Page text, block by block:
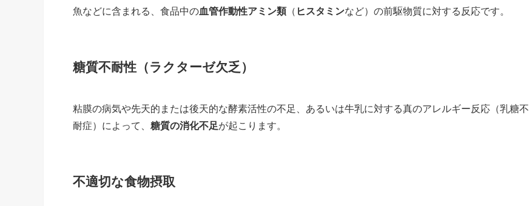
魚などに含まれる、食品中の血管作動性アミン類（ ヒスタミンなど）の前駆物質に対する反応です。
糖質不耐性（ラクターゼ欠乏）
粘膜の病気や先天的または後天的な酵素活性の不足、あるいは牛乳に対する真のアレルギー反応（乳糖不
耐症）によって、 糖質の消化不足が起こります。
不適切な食物摂取